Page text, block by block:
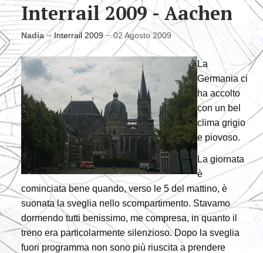
Interrail 2009 - Aachen
Nadia Interrail 2009 02 Agosto 2009
La
Germania ci
ha accolto
con un bel
clima grigio
e piovoso.
La giornata
è
cominciata bene quando, verso le 5 del mattino, è
suonata la sveglia nello scompartimento. Stavamo
dormendo tutti benissimo, me compresa, in quanto il
treno era particolarmente silenzioso. Dopo la sveglia
fuori programma non sono più riuscita a prendere